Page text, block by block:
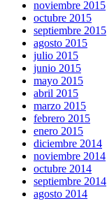
noviembre 2015
octubre 2015
septiembre 2015
agosto 2015
julio 2015
junio 2015
mayo 2015
abril 2015
marzo 2015
febrero 2015
enero 2015
diciembre 2014
noviembre 2014
octubre 2014
septiembre 2014
agosto 2014